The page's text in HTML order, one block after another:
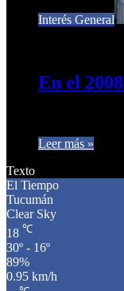
Interés General
En el
Leer más »
Texto
El Tiempo
Tucumán
Clear Sky
18 ℃
30º - 16º
89%
0.95 km/h